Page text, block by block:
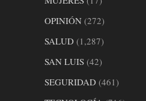
OPINIÓN (272)
SALUD (1,287)
SAN LUIS (42)
SEGURIDAD (461)